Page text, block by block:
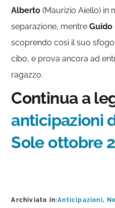
Alberto(Maurizio Aiello) in
separazione, mentreGuido
scoprendo così il suo
cibo, e prova ancora ad
ragazzo.
Continua a
anticipazioni
Sole ottobre
Archiviato in:Anticipazioni,